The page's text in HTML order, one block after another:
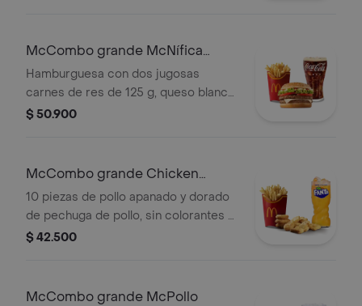
de papas fritas grandes y bebida
grande a elección.
McCombo grande McNífica
Doble
Hamburguesa con dos jugosas
carnes de res de 125 g, queso blanco
cremoso, cebolla, tomate fresco,
Acompañada de papas fritas grandes
y bebida grande a elección.
$ 50.900
McCombo grande Chicken
McNuggets de 10 pzas
10 piezas de pollo apanado y dorado
de pechuga de pollo, sin colorantes ni
conservantes artificiales.
$ 42.500
McCombo grande McPollo